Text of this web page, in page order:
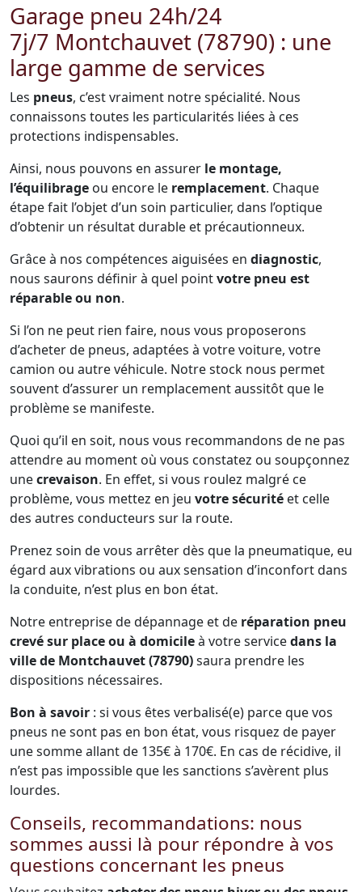
Garage pneu 24h/24
7j/7 Montchauvet (78790) : une
large gamme de services
Les pneus, c’est vraiment notre spécialité. Nous
connaissons toutes les particularités liées à ces
protections indispensables.
Ainsi, nous pouvons en assurer le montage,
l’équilibrage ou encore le remplacement. Chaque
étape fait l’objet d’un soin particulier, dans l’optique
d’obtenir un résultat durable et précautionneux.
Grâce à nos compétences aiguisées en diagnostic,
nous saurons définir à quel pointvotre pneu est
réparable ou non.
Si l’on ne peut rien faire, nous vous proposerons
d’acheter de pneus, adaptées à votre voiture, votre
camion ou autre véhicule. Notre stock nous permet
souvent d’assurer un remplacement aussitôt que le
problème se manifeste.
Quoi qu’il en soit, nous vous recommandons de ne pas
attendre au moment où vous constatez ou soupçonnez
unecrevaison. En effet, si vous roulez malgré ce
problème, vous mettez en jeu votre sécurité et celle
des autres conducteurs sur la route.
Prenez soin de vous arrêter dès que la pneumatique, eu
égard aux vibrations ou aux sensation d’inconfort dans
la conduite, n’est plus en bon état.
Notre entreprise de dépannage et de réparation pneu
crevé sur place ou à domicileà votre servicedans la
ville de Montchauvet (78790)saura prendre les
dispositions nécessaires.
Bon à savoir : si vous êtes verbalisé(e) parce que vos
pneus ne sont pas en bon état, vous risquez de payer
une somme allant de 135€ à 170€. En cas de récidive, il
n’est pas impossible que les sanctions s’avèrent plus
lourdes.
Conseils, recommandations: nous
sommes aussi là pour répondre à vos
questions concernant les pneus